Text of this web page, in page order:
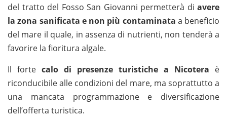
del tratto del Fosso San Giovanni permetterà di avere
la zona sanificata e non più contaminata a beneficio
del mare il quale, in assenza di nutrienti, non tenderà a
favorire la fioritura algale.
Il forte calo di presenze turistiche a Nicotera è
riconducibile alle condizioni del mare, ma soprattutto a
una mancata programmazione e diversificazione
dell’offerta turistica.